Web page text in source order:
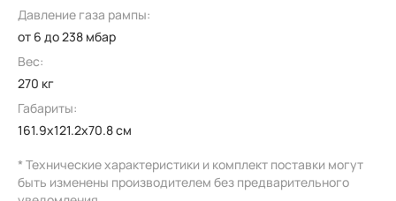
Давление газа рампы:
от 6 до 238 мбар
Вес:
270 кг
Габариты:
161.9x121.2x70.8 см
* Технические характеристики и комплект поставки могут
быть изменены производителем без предварительного